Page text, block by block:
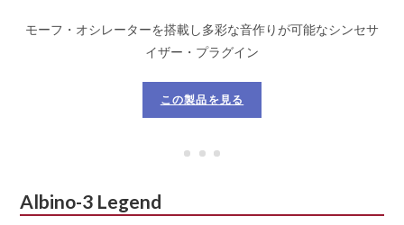
モーフ・オシレーターを搭載し多彩な音作りが可能なシンセサ
イザー・プラグイン
この製品を見る
Albino-3 Legend